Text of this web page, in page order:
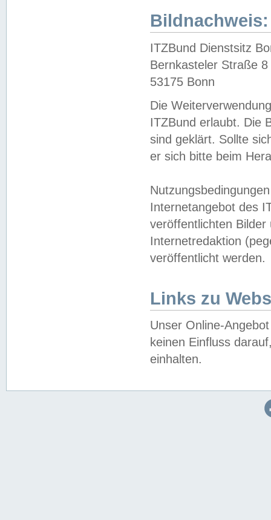
Bildnachweis:
ITZBund Dienstsitz
Bernkasteler Straße 8
53175 Bonn
Die
ITZBund erlaubt. Die
sind geklärt. Sollte
er sich bitte beim
Internetangebot des
veröffentlichten
Internetredaktion
veröffentlicht werden.
Links zu
Unser Online-
keinen Einfluss
einhalten.